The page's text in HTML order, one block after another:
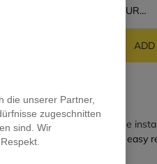
MULTICOLOURED
ADD
Pay in 4 interest-free
🔒 Secure payment & easy
die unserer Partner,
zugeschnitten
sind. Wir